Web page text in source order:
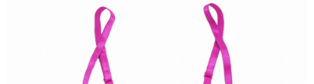
z
5
hvězdiček.